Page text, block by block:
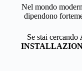
Nel mondo
dipendono
Se stai cercando